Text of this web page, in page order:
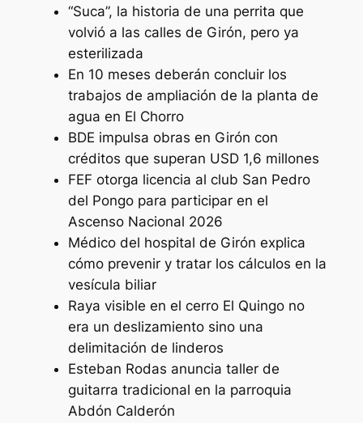
“Suca”, la historia de una perrita que
volvió a las calles de Girón, pero ya
esterilizada
En 10 meses deberán concluir los
trabajos de ampliación de la planta de
agua en El Chorro
BDE impulsa obras en Girón con
créditos que superan USD 1,6 millones
FEF otorga licencia al club San Pedro
del Pongo para participar en el
Ascenso Nacional 2026
Médico del hospital de Girón explica
cómo prevenir y tratar los cálculos en la
vesícula biliar
Raya visible en el cerro El Quingo no
era un deslizamiento sino una
delimitación de linderos
Esteban Rodas anuncia taller de
guitarra tradicional en la parroquia
Abdón Calderón